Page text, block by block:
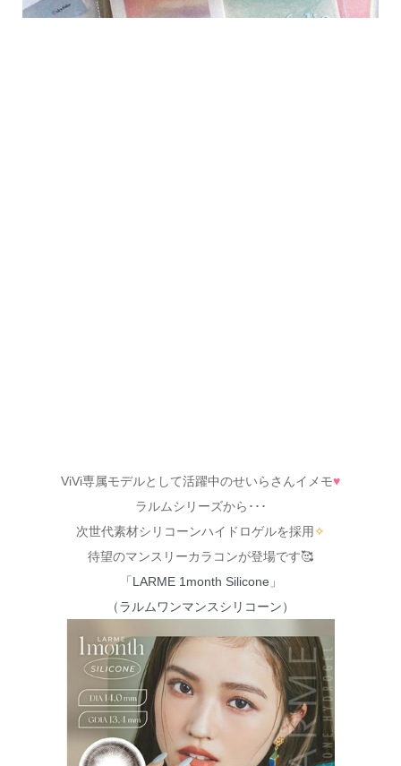
ViVi専属モデルとして活躍中のせいらさんイメモ♥
ラルムシリーズから･･･
次世代素材シリコーンハイドロゲルを採用✧
待望のマンスリーカラコンが登場です🥰
「LARME 1month Silicone」
（ラルムワンマンスシリコーン）